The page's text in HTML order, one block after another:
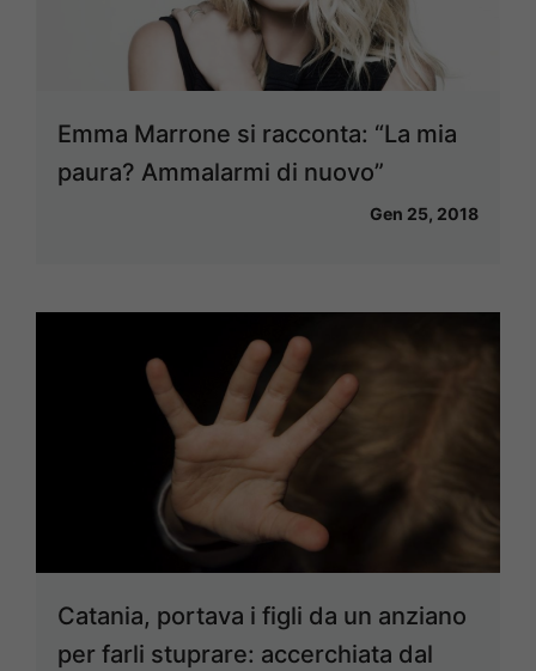
Emma Marrone si racconta: “La mia
paura? Ammalarmi di nuovo”
Gen 25, 2018
Catania, portava i figli da un anziano
per farli stuprare: accerchiata dal